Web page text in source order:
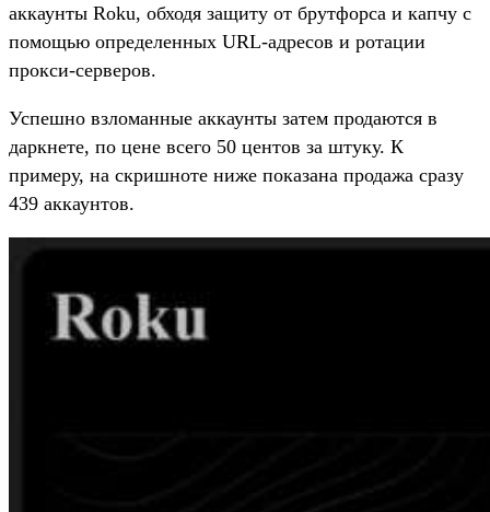
аккаунты Roku, обходя защиту от брутфорса и капчу с
помощью определенных URL-адресов и ротации
прокси-серверов.
Успешно взломанные аккаунты затем продаются в
даркнете, по цене всего 50 центов за штуку. К
примеру, на скришноте ниже показана продажа сразу
439 аккаунтов.